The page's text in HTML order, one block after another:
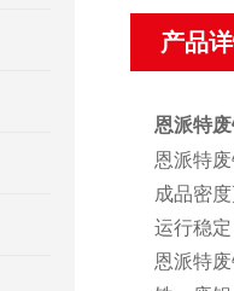
产品
恩派特
恩派特
成品密
运行稳
恩派特